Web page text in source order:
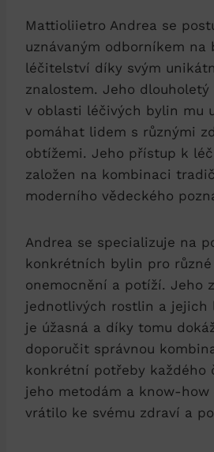
Mattioliietro Andrea se
uznávaným odborníkem na
léčitelství díky svým
znalostem. Jeho dlouholetý
v oblasti léčivých bylin mu
pomáhat lidem s různými
obtížemi. Jeho přístup k
založen na kombinaci
moderního vědeckého
Andrea se specializuje na
konkrétních bylin pro
onemocnění a potíží. Jeho
jednotlivých rostlin a jejich
je úžasná a díky tomu
doporučit správnou
konkrétní potřeby každého
jeho metodám a know-
vrátilo ke svému zdraví a